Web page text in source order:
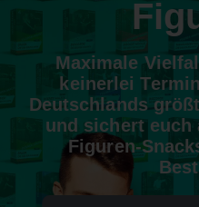
Maximale
keinerlei
Deutschlands
und sichert euch
Figuren-